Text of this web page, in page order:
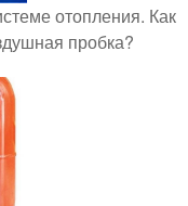
отопления. Как
пробка?